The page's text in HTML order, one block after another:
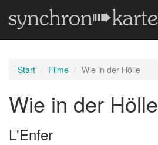
Start Filme Wie in der Hölle
Wie in der Hölle
L'Enfer